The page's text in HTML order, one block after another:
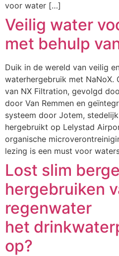
voor water […]
Veilig water
met behulp
Duik in de wereld van veilig
waterhergebruik met NaNoX.
van NX Filtration, gevolgd
door Van Remmen en
systeem door Jotem,
hergebruikt op Lelystad
organische
lezing is een must voor
Lost slim
hergebruiken
regenwater
het
op?